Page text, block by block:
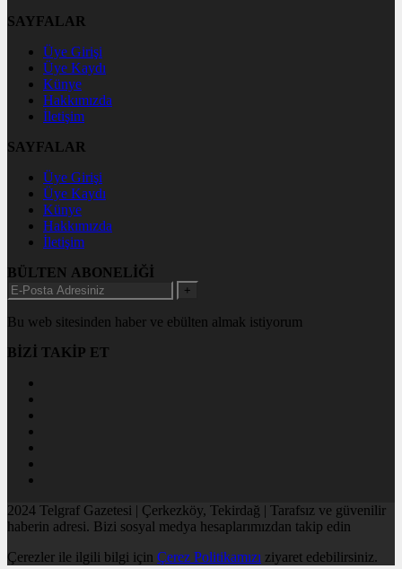
SAYFALAR
Üye Girişi
Üye Kaydı
Künye
Hakkımızda
İletişim
SAYFALAR
Üye Girişi
Üye Kaydı
Künye
Hakkımızda
İletişim
BÜLTEN ABONELİĞİ
+
Bu web sitesinden haber ve ebülten almak istiyorum
BİZİ TAKİP ET
2024 Telgraf Gazetesi | Çerkezköy, Tekirdağ | Tarafsız ve güvenilir
haberin adresi. Bizi sosyal medya hesaplarımızdan takip edin
Çerezler ile ilgili bilgi için Çerez Politikamızı ziyaret edebilirsiniz.